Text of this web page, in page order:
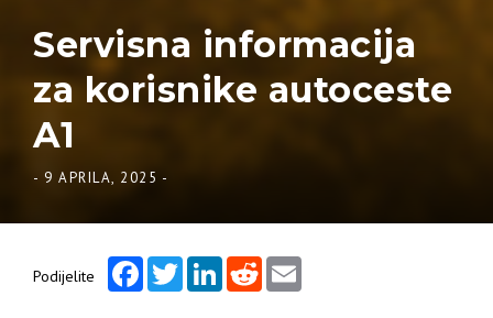
Servisna informacija
za korisnike autoceste
A1
- 9 APRILA, 2025 -
Podijelite
FacebookTwitterLinkedInReddit